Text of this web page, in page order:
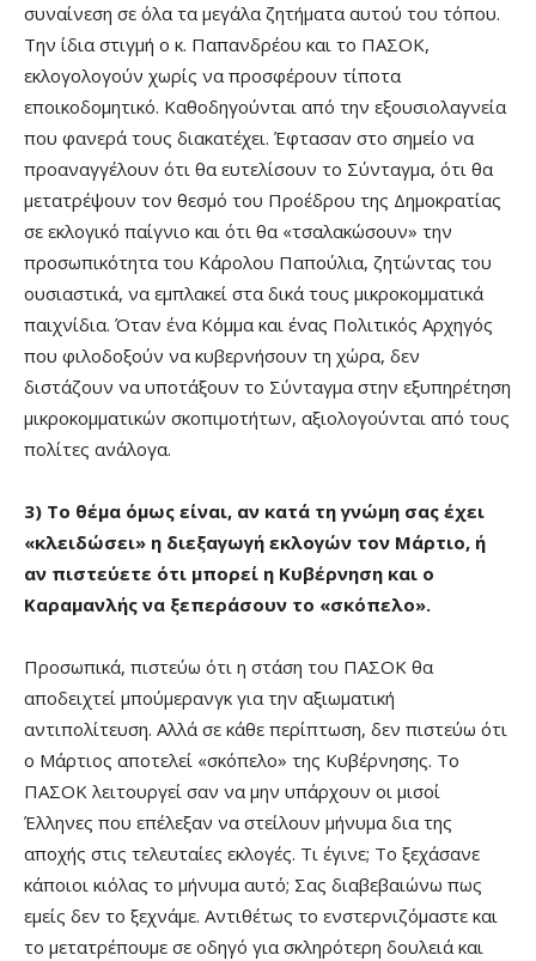
συναίνεση σε όλα τα μεγάλα ζητήματα αυτού του τόπου.
Την ίδια στιγμή ο κ. Παπανδρέου και το ΠΑΣΟΚ,
εκλογολογούν χωρίς να προσφέρουν τίποτα
εποικοδομητικό. Καθοδηγούνται από την εξουσιολαγνεία
που φανερά τους διακατέχει. Έφτασαν στο σημείο να
προαναγγέλουν ότι θα ευτελίσουν το Σύνταγμα, ότι θα
μετατρέψουν τον θεσμό του Προέδρου της Δημοκρατίας
σε εκλογικό παίγνιο και ότι θα «τσαλακώσουν» την
προσωπικότητα του Κάρολου Παπούλια, ζητώντας του
ουσιαστικά, να εμπλακεί στα δικά τους μικροκομματικά
παιχνίδια. Όταν ένα Κόμμα και ένας Πολιτικός Αρχηγός
που φιλοδοξούν να κυβερνήσουν τη χώρα, δεν
διστάζουν να υποτάξουν το Σύνταγμα στην εξυπηρέτηση
μικροκομματικών σκοπιμοτήτων, αξιολογούνται από τους
πολίτες ανάλογα.
3) Το θέμα όμως είναι, αν κατά τη γνώμη σας έχει
«κλειδώσει» η διεξαγωγή εκλογών τον Μάρτιο, ή
αν πιστεύετε ότι μπορεί η Κυβέρνηση και ο
Καραμανλής να ξεπεράσουν το «σκόπελο».
Προσωπικά, πιστεύω ότι η στάση του ΠΑΣΟΚ θα
αποδειχτεί μπούμερανγκ για την αξιωματική
αντιπολίτευση. Αλλά σε κάθε περίπτωση, δεν πιστεύω ότι
ο Μάρτιος αποτελεί «σκόπελο» της Κυβέρνησης. Το
ΠΑΣΟΚ λειτουργεί σαν να μην υπάρχουν οι μισοί
Έλληνες που επέλεξαν να στείλουν μήνυμα δια της
αποχής στις τελευταίες εκλογές. Τι έγινε; Το ξεχάσανε
κάποιοι κιόλας το μήνυμα αυτό; Σας διαβεβαιώνω πως
εμείς δεν το ξεχνάμε. Αντιθέτως το ενστερνιζόμαστε και
το μετατρέπουμε σε οδηγό για σκληρότερη δουλειά και